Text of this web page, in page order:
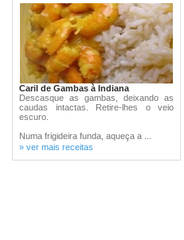
Caril de Gambas à Indiana
Descasque as gambas, deixando as
caudas intactas. Retire-lhes o veio
escuro.
Numa frigideira funda, aqueça a ...
» ver mais receitas